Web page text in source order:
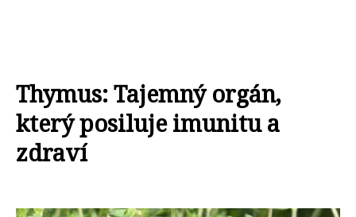
Thymus: Tajemný orgán,
který posiluje imunitu a
zdraví